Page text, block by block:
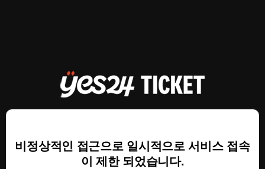
비정상적인 접근으로 일시적으로 서비스 접속
이 제한 되었습니다.